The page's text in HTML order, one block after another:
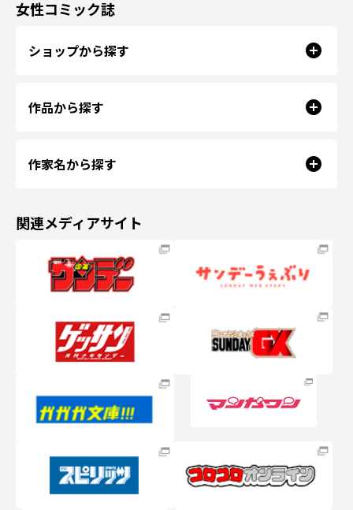
女性コミック誌
ショップから探す
作品から探す
作家名から探す
関連メディアサイト